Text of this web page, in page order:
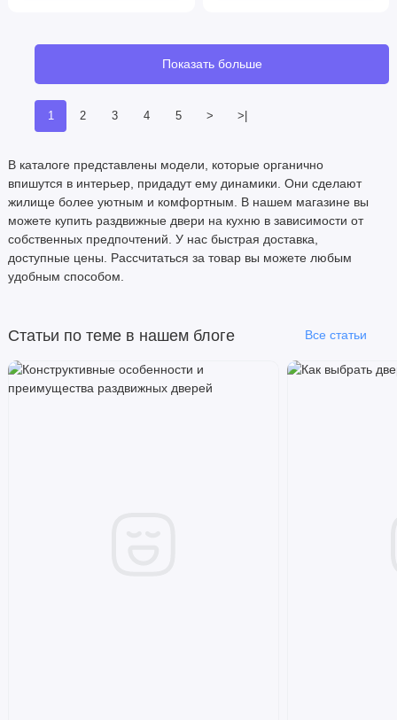
1 2 3 4 5 > >|
Показать больше
В каталоге представлены модели, которые органично
впишутся в интерьер, придадут ему динамики. Они сделают
жилище более уютным и комфортным. В нашем магазине вы
можете купить раздвижные двери на кухню в зависимости от
собственных предпочтений. У нас быстрая доставка,
доступные цены. Рассчитаться за товар вы можете любым
удобным способом.
Статьи по теме в нашем блоге Все статьи